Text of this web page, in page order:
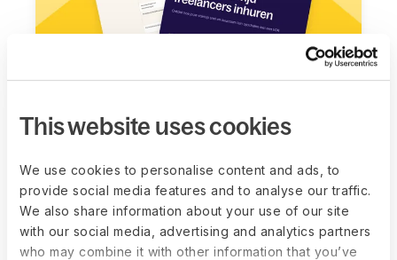
This website uses cookies
We use cookies to personalise content and ads, to
provide social media features and to analyse our traffic.
We also share information about your use of our site
with our social media, advertising and analytics partners
who may combine it with other information that you’ve
Gids
Wereldwijd freelancers inhuren: de
complete gids
Lees meer